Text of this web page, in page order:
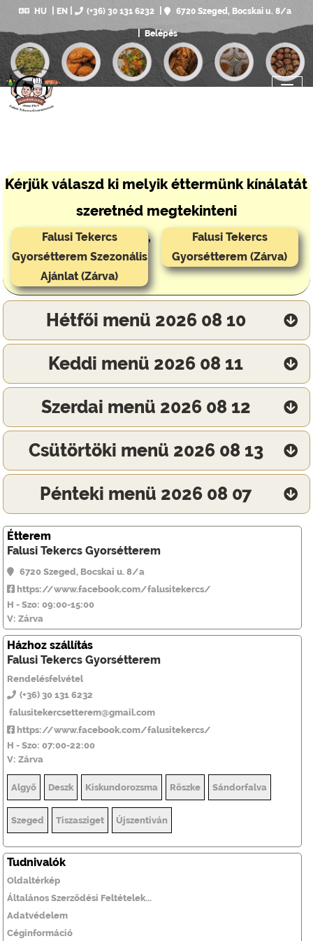
HU EN (+36) 30 131 6232 6720 Szeged, Bocskai u. 8/a
Belépés
Kérjük válaszd ki melyik éttermünk kínálatát
szeretnéd megtekinteni
Falusi Tekercs
Gyorsétterem Szezonális
Ajánlat (Zárva)
,
Falusi Tekercs
Gyorsétterem (Zárva)
Hétfői menü 2026 08 10
Keddi menü 2026 08 11
Szerdai menü 2026 08 12
Csütörtöki menü 2026 08 13
Pénteki menü 2026 08 07
Étterem
Falusi Tekercs Gyorsétterem
6720 Szeged, Bocskai u. 8/a
https://www.facebook.com/falusitekercs/
H - Szo: 09:00-15:00
V: Zárva
Házhoz szállítás
Falusi Tekercs Gyorsétterem
Rendelésfelvétel
(+36) 30 131 6232
falusitekercsetterem@gmail.com
https://www.facebook.com/falusitekercs/
H - Szo: 07:00-22:00
V: Zárva
Algyő Deszk Kiskundorozsma Röszke Sándorfalva
Szeged Tiszasziget Újszentiván
Tudnivalók
Oldaltérkép
Általános Szerződési Feltételek...
Adatvédelem
Céginformáció